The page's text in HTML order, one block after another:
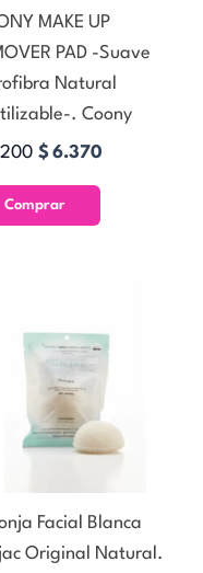
MAKE UP
PAD -Suave
Natural
. Coony
$6.370
Comprar
Facial Blanca
Original Natural.